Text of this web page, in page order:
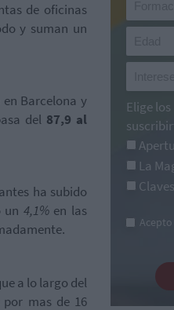
de oficinas
y suman un
Barcelona y
del 87,9 al
ha subido
un 4,1%en las
a lo largo del
mas de 16
Elige
La